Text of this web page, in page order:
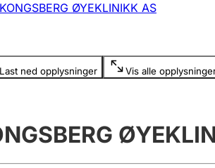
KONGSBERG ØYEKLINIKK AS
Last ned opplysninger Vis alle
er skjult